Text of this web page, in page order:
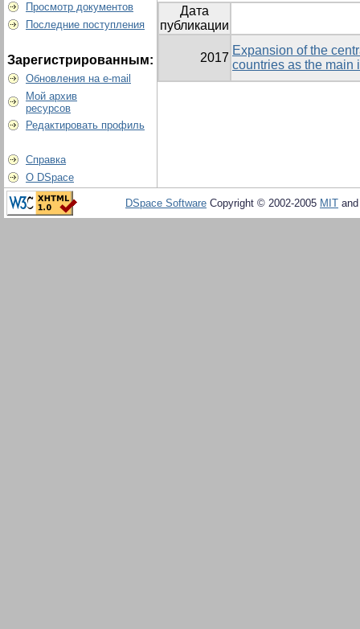
Просмотр документов
Последние поступления
Зарегистрированным:
Обновления на e-mail
Мой архив
ресурсов
Редактировать профиль
Справка
О DSpace
Дата
публикации
2017
Expansion of the
countries as the main
DSpace Software Copyright © 2002-2005 MIT